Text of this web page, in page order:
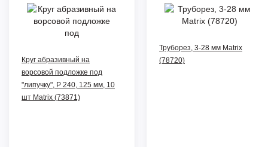
Круг абразивный на
ворсовой подложке под
"липучку", P 240, 125 мм, 10
шт Matrix (73871)
Труборез, 3-28 мм Matrix
(78720)